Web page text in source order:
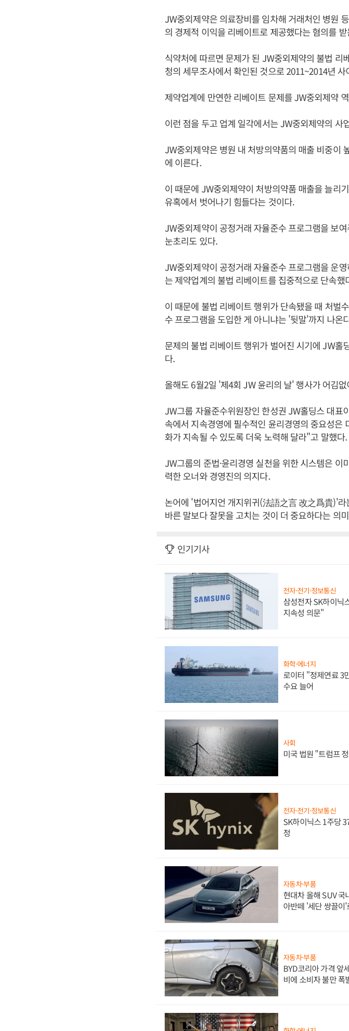
JW중외제약은 의료장비를 임차해 거래처인 병원
의 경제적 이익을 리베이트로 제공했다는 혐의를
식약처에 따르면 문제가 된 JW중외제약의 불법 리
청의 세무조사에서 확인된 것으로 2011~2014년
제약업계에 만연한 리베이트 문제를 JW중외제약
이런 점을 두고 업계 일각에서는 JW중외제약의 사
JW중외제약은 병원 내 처방의약품의 매출 비중이
에 이른다.
이 때문에 JW중외제약이 처방의약품 매출을 늘리
유혹에서 벗어나기 힘들다는 것이다.
JW중외제약이 공정거래 자율준수 프로그램을 보
눈초리도 있다.
JW중외제약이 공정거래 자율준수 프로그램을 운
는 제약업계의 불법 리베이트를 집중적으로 단속했
이 때문에 불법 리베이트 행위가 단속됐을 때 처벌
수 프로그램을 도입한 게 아니냐는 '뒷말'까지 나온
문제의 불법 리베이트 행위가 벌어진 시기에 JW홀
다.
올해도 6월2일 '제4회 JW 윤리의 날' 행사가 어김
JW그룹 자율준수위원장인 한성권 JW홀딩스 대표
속에서 지속경영에 필수적인 윤리경영의 중요성은
화가 지속될 수 있도록 더욱 노력해 달라"고 말했다.
JW그룹의 준법·윤리경영 실천을 위한 시스템은
력한 오너와 경영진의 의지다.
논어에 '법어지언 개지위귀(法語之言 改之爲貴)'
바른 말보다 잘못을 고치는 것이 더 중요하다는 의
인기기사
전자·전기·정보통신
삼성전자 SK하이닉
지속성 의문"
화학·에너지
로이터 "정제연료 3
수요 늘어
사회
미국 법원 "트럼프
전자·전기·정보통신
SK하이닉스 1주당
정
자동차·부품
현대차 올해 SUV 국
아반떼 '세단 쌍끌이
자동차·부품
BYD코리아 가격 앞
비에 소비자 불만 폭